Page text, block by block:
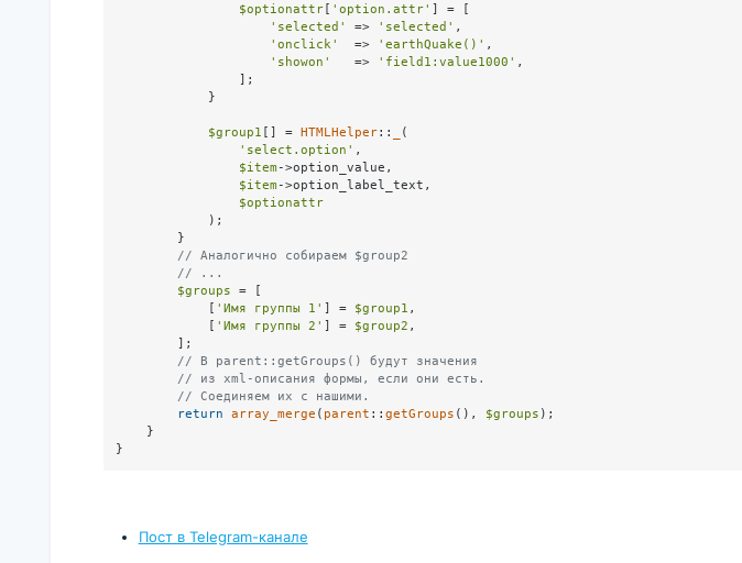
$optionattr[ 'option.attr' ] = [
'selected'
=> 'selected' ,
'onclick'
  =>
'earthQuake()' ,
'showon'
   =>
'field1:value1000' ,
                ];
            }
$group1 [] = HTMLHelper::
(
'select.option' ,
$item ->option_value,
$item ->option_label_text,
$optionattr
            );
        }
// Аналогично собираем $group2
// ...
$groups = [
            [
'Имя группы 1' ] = $group1 ,
            [
'Имя группы 2' ] = $group2 ,
        ];
// В parent::getGroups() будут значения
// из xml-описания формы, если они есть.
// Соединяем их с нашими.
return
array_merge ( parent :: getGroups (), $groups );
    }
Пост в Telegram-канале